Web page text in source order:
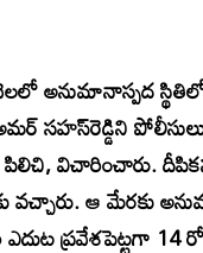
అనుమానాస్పద
సహస్‌రెడ్డిని
విచారించారు.
వచ్చారు. ఆ మేరకు
ప్రవేశపెట్టగా